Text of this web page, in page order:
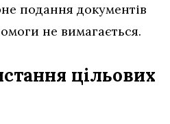
подання документів
не вимагається.
цільових